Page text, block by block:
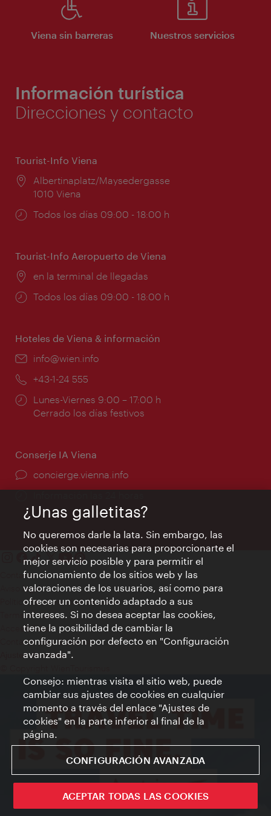
Viena sin barreras Nuestros servicios
Información turística
Direcciones y contacto
Tourist-Info Viena
Lugar:
Albertinaplatz/Maysedergasse
1010 Viena
Horarios
Todos los días 09:00 - 18:00 h
Tourist-Info Aeropuerto de Viena
Lugar:
en la terminal de llegadas
Horarios
Todos los días 09:00 - 18:00 h
Hoteles de Viena & información
e-
info@wien.info
Teléfono:
+43-1-24 555
Horarios
de
Lunes-Viernes 9:00 – 17:00 h
Cerrado los días festivos
Conserje IA Viena
concierge.vienna.info
Contacto
Aviso legal
Política de privacidad de datos
Terms of Use
Accesibilidad
Contacto para la prensa
Ajustes de cookie
¿Unas galletitas?
No queremos darle la lata. Sin embargo, las
cookies son necesarias para proporcionarte el
mejor servicio posible y para permitir el
funcionamiento de los sitios web y las
valoraciones de los usuarios, así como para
ofrecer un contenido adaptado a sus
intereses. Si no desea aceptar las cookies,
tiene la posibilidad de cambiar la
configuración por defecto en "Configuración
avanzada".
Consejo: mientras visita el sitio web, puede
cambiar sus ajustes de cookies en cualquier
momento a través del enlace "Ajustes de
cookies" en la parte inferior al final de la
página.
CONFIGURACIÓN AVANZADA
ACEPTAR TODAS LAS COOKIES